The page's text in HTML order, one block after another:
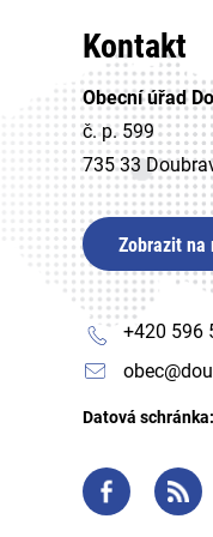
Kontakt
Obecní úřad
č. p. 599
735 33
Zobrazit na
+420 596
Datová schránka: